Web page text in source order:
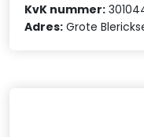
KvK nummer:
Adres: Grote